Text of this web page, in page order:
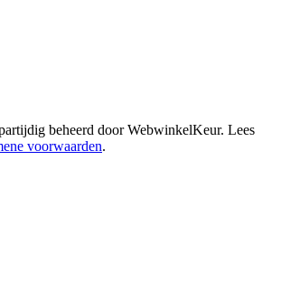
beheerd doorWebwinkelKeur. Lees
voorwaarden.